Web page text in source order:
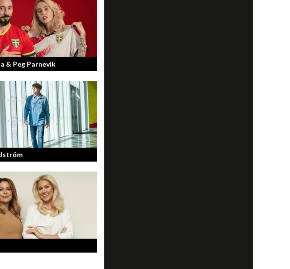
& Peg Parnevik
finns det en bred mix av olika
hela världen och många
annan grundnationalitet...
sociala medier.